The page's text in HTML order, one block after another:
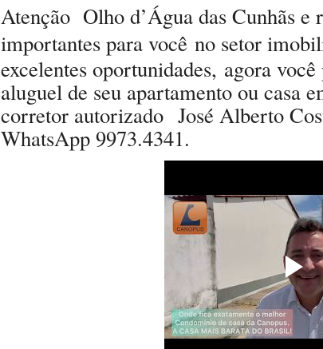
Atenção Olho d’Água das Cunhãs
importantes para você no setor
excelentes oportunidades, agora
aluguel de seu apartamento ou casa
corretor autorizado José Alberto
WhatsApp 9973.4341.